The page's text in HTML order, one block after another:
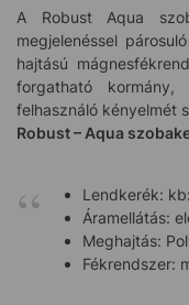
A Robust Aqua
megjelenéssel
hajtású
forgatható
felhasználó kényelmét
Robust – Aqua
Lendkerék:
Áramellátás:
Meghajtás:
Fékrendszer: